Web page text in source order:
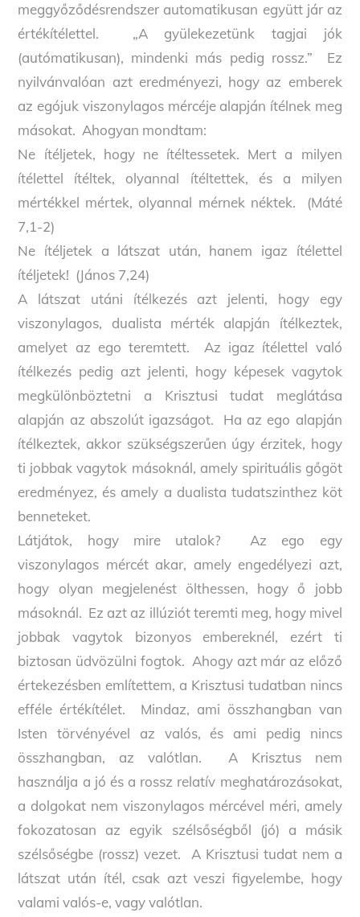
meggyőződésrendszer automatikusan együtt jár az
értékítélettel. „A gyülekezetünk tagjai jók
(autómatikusan), mindenki más pedig rossz.” Ez
nyilvánvalóan azt eredményezi, hogy az emberek
az egójuk viszonylagos mércéje alapján ítélnek meg
másokat. Ahogyan mondtam:
Ne ítéljetek, hogy ne ítéltessetek. Mert a milyen
ítélettel ítéltek, olyannal ítéltettek, és a milyen
mértékkel mértek, olyannal mérnek néktek. (Máté
7,1-2)
Ne ítéljetek a látszat után, hanem igaz ítélettel
ítéljetek! (János 7,24)
A látszat utáni ítélkezés azt jelenti, hogy egy
viszonylagos, dualista mérték alapján ítélkeztek,
amelyet az ego teremtett. Az igaz ítélettel való
ítélkezés pedig azt jelenti, hogy képesek vagytok
megkülönböztetni a Krisztusi tudat meglátása
alapján az abszolút igazságot. Ha az ego alapján
ítélkeztek, akkor szükségszerűen úgy érzitek, hogy
ti jobbak vagytok másoknál, amely spirituális gőgöt
eredményez, és amely a dualista tudatszinthez köt
benneteket.
Látjátok, hogy mire utalok? Az ego egy
viszonylagos mércét akar, amely engedélyezi azt,
hogy olyan megjelenést ölthessen, hogy ő jobb
másoknál. Ez azt az illúziót teremti meg, hogy mivel
jobbak vagytok bizonyos embereknél, ezért ti
biztosan üdvözülni fogtok. Ahogy azt már az előző
értekezésben említettem, a Krisztusi tudatban nincs
efféle értékítélet. Mindaz, ami összhangban van
Isten törvényével az valós, és ami pedig nincs
összhangban, az valótlan. A Krisztus nem
használja a jó és a rossz relatív meghatározásokat,
a dolgokat nem viszonylagos mércével méri, amely
fokozatosan az egyik szélsőségből (jó) a másik
szélsőségbe (rossz) vezet. A Krisztusi tudat nem a
látszat után ítél, csak azt veszi figyelembe, hogy
valami valós-e, vagy valótlan.